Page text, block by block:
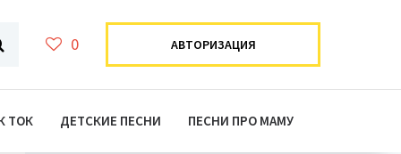
0 АВТОРИЗАЦИЯ
ТОК ДЕТСКИЕ ПЕСНИ ПЕСНИ ПРО МАМУ